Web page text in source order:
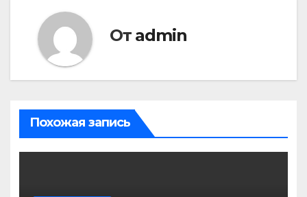
От admin
Похожая запись